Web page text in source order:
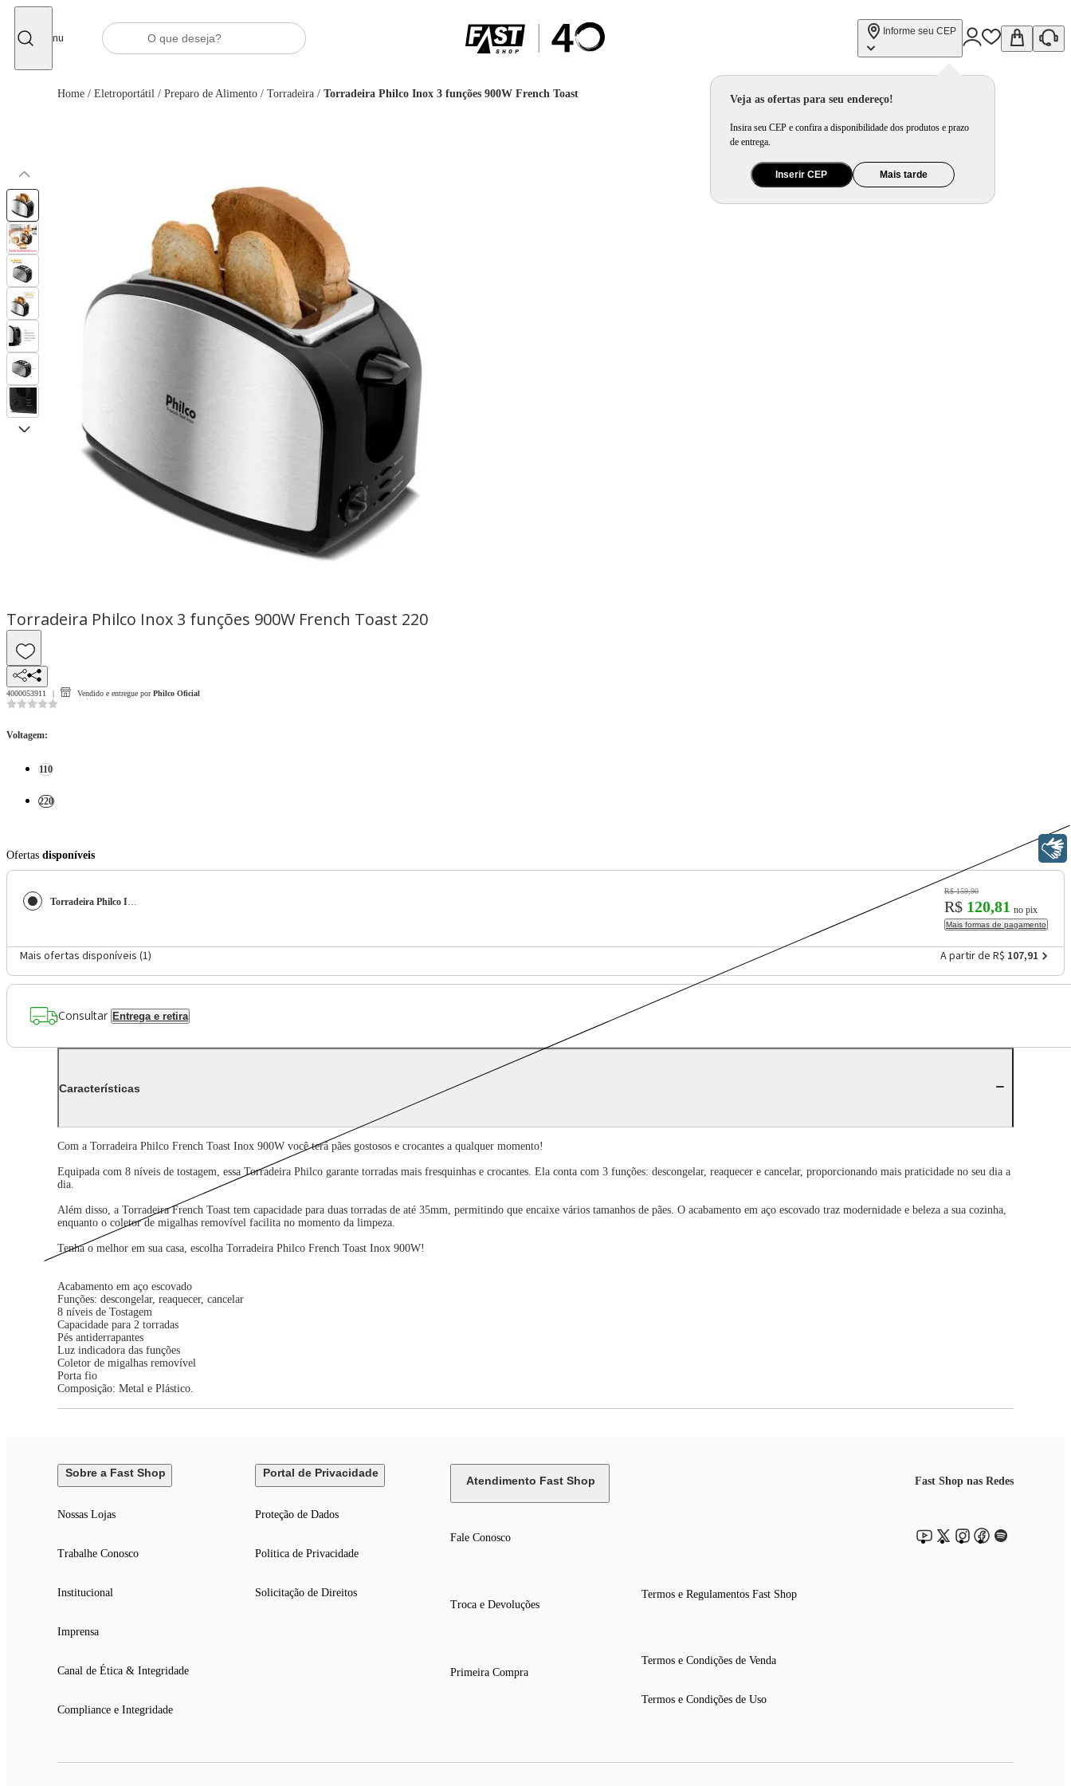
Menu
Informe seu CEP
Veja as ofertas para seu endereço!
Insira seu CEP e confira a disponibilidade dos produtos e prazo
de entrega.
Inserir CEP Mais tarde
Home / Eletroportátil / Preparo de Alimento / Torradeira / Torradeira Philco Inox 3 funções 900W French Toast
Torradeira Philco Inox 3 funções 900W French Toast 220
4000053911 Vendido e entregue por Philco Oficial
Voltagem:
110
220
Ofertas disponíveis
Torradeira Philco Inox 3 funções 900W French Toast
R$ 159,90
R$ 120,81 no pix
Mais formas de pagamento
Mais ofertas disponíveis (1) A partir de R$ 107,91
Consultar Entrega e retira
Características
Com a Torradeira Philco French Toast Inox 900W você terá pães gostosos e crocantes a qualquer momento!
Equipada com 8 níveis de tostagem, essa Torradeira Philco garante torradas mais fresquinhas e crocantes. Ela conta com 3 funções: descongelar, reaquecer e cancelar, proporcionando mais praticidade no seu dia a
dia.
Além disso, a Torradeira French Toast tem capacidade para duas torradas de até 35mm, permitindo que encaixe vários tamanhos de pães. O acabamento em aço escovado traz modernidade e beleza a sua cozinha,
enquanto o coletor de migalhas removível facilita no momento da limpeza.
Tenha o melhor em sua casa, escolha Torradeira Philco French Toast Inox 900W!
Acabamento em aço escovado
Funções: descongelar, reaquecer, cancelar
8 níveis de Tostagem
Capacidade para 2 torradas
Pés antiderrapantes
Luz indicadora das funções
Coletor de migalhas removível
Porta fio
Composição: Metal e Plástico.
Sobre a Fast Shop
Nossas Lojas
Trabalhe Conosco
Institucional
Imprensa
Canal de Ética & Integridade
Compliance e Integridade
Portal de Privacidade
Proteção de Dados
Politica de Privacidade
Solicitação de Direitos
Atendimento Fast Shop
Fale Conosco
Troca e Devoluções
Primeira Compra
Termos e Regulamentos Fast Shop
Termos e Condições de Venda
Termos e Condições de Uso
Fast Shop nas Redes
Libras